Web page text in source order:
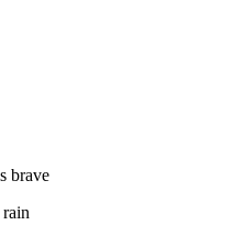
brave
rain